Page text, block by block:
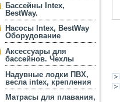
Бассейны Intex,
BestWay.
Насосы Intex, BestWay
Оборудование
Аксессуары для
бассейнов. Чехлы
Надувные лодки ПВХ,
весла intex, крепления
Матрасы для плавания,